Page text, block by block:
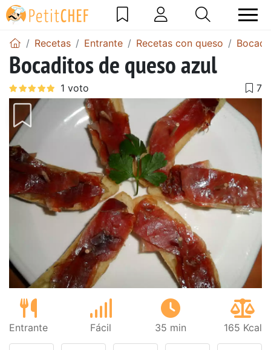
Recetas Entrante Recetas con queso
Bocaditos de queso azul
Entrante Fácil 35 min 165 Kcal